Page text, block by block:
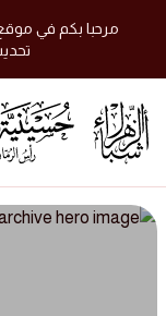
مرحبا بكم في